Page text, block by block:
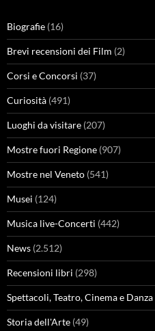
Biografie (16)
Brevi recensioni dei Film (2)
Corsi e Concorsi (37)
Curiosità (491)
Luoghi da visitare (207)
Mostre fuori Regione (907)
Mostre nel Veneto (541)
Musei (124)
Musica live-Concerti (442)
News (2.512)
Recensioni libri (298)
Spettacoli, Teatro, Cinema e Danza
Storia dell'Arte (49)